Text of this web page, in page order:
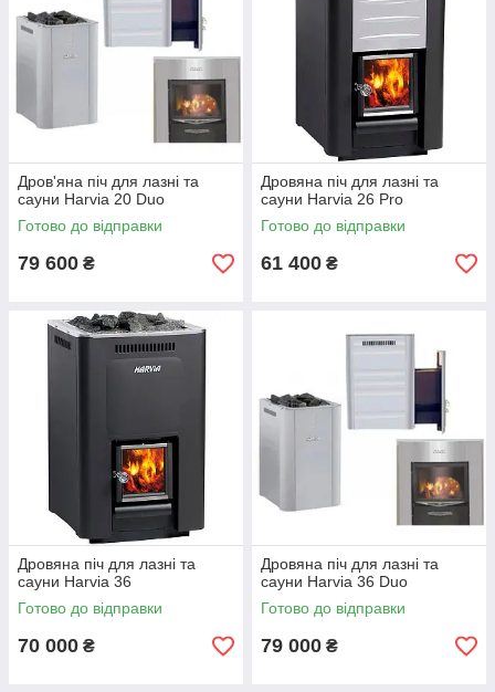
Дров'яна піч для лазні та
сауни Harvia 20 Duo
Готово до відправки
79 600 ₴
Дровяна піч для лазні та
сауни Harvia 26 Pro
Готово до відправки
61 400 ₴
Дровяна піч для лазні та
сауни Harvia 36
Готово до відправки
70 000 ₴
Дровяна піч для лазні та
сауни Harvia 36 Duo
Готово до відправки
79 000 ₴